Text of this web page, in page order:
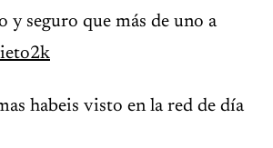
y seguro que más de uno a
habeis visto en la red de día